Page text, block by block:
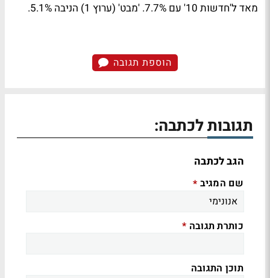
מאד ל'חדשות 10' עם 7.7%. 'מבט' (ערוץ 1) הניבה 5.1%.
הוספת תגובה
תגובות לכתבה:
הגב לכתבה
שם המגיב *
כותרת תגובה *
תוכן התגובה